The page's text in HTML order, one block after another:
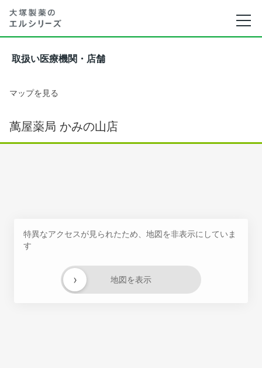
取扱い医療機関・店舗
マップを見る
萬屋薬局 かみの山店
特異なアクセスが見られたため、地図を非表示にしていま
す
地図を表示
›